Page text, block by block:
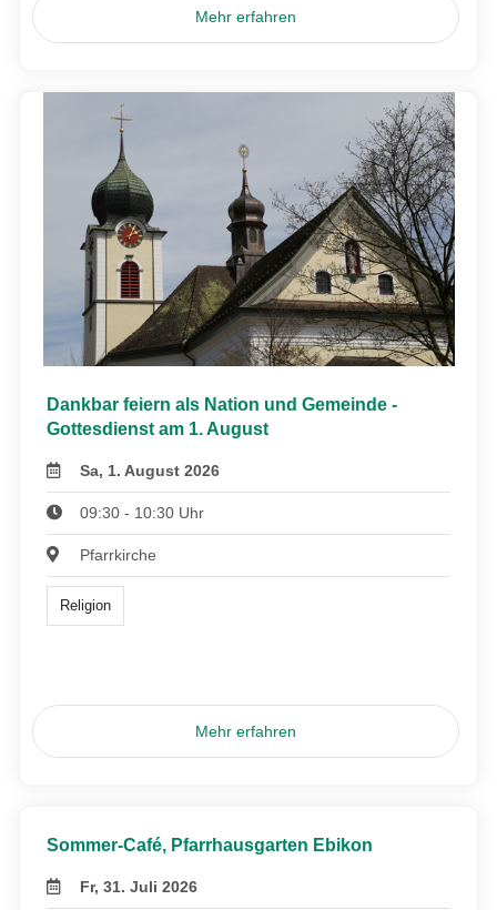
Mehr erfahren
Dankbar feiern als Nation und Gemeinde -
Gottesdienst am 1. August
Sa, 1. August 2026
09:30 - 10:30 Uhr
Pfarrkirche
Religion
Mehr erfahren
Sommer-Café, Pfarrhausgarten Ebikon
Fr, 31. Juli 2026